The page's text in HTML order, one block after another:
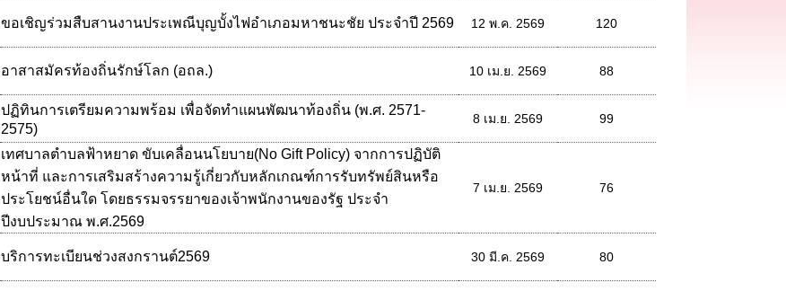
ขอเชิญร่วมสืบสานงานประเพณีบุญบั้งไฟอำเภอมหาชนะชัย ประจำปี 2569 12 พ.ค. 2569 120
อาสาสมัครท้องถิ่นรักษ์โลก (อถล.) 10 เม.ย. 2569 88
ปฏิทินการเตรียมความพร้อม เพื่อจัดทำแผนพัฒนาท้องถิ่น (พ.ศ. 2571-
2575)
8 เม.ย. 2569 99
เทศบาลตำบลฟ้าหยาด ขับเคลื่อนนโยบาย(No Gift Policy) จากการปฏิบัติ
หน้าที่ และการเสริมสร้างความรู้เกี่ยวกับหลักเกณฑ์การรับทรัพย์สินหรือ
ประโยชน์อื่นใด โดยธรรมจรรยาของเจ้าพนักงานของรัฐ ประจำ
ปีงบประมาณ พ.ศ.2569
7 เม.ย. 2569 76
บริการทะเบียนช่วงสงกรานต์2569 30 มี.ค. 2569 80